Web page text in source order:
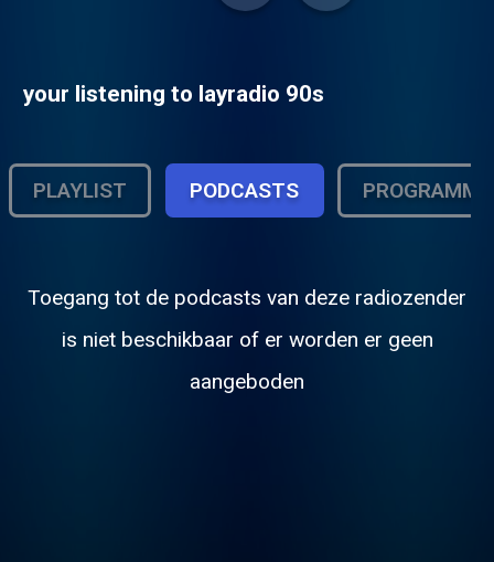
your listening to layradio 90s
PLAYLIST PODCASTS PROGRAMMA
Toegang tot de podcasts van deze radiozender
is niet beschikbaar of er worden er geen
aangeboden